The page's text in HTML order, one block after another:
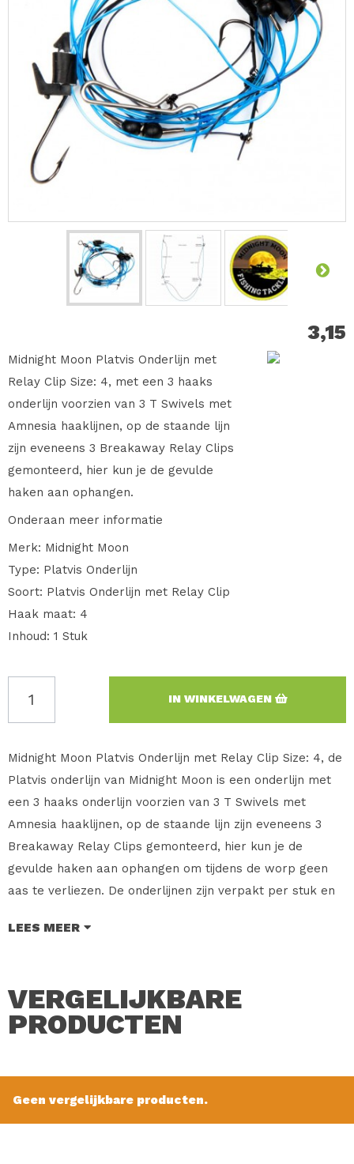
3,15
Midnight Moon Platvis Onderlijn met
Relay Clip Size: 4, met een 3 haaks
onderlijn voorzien van 3 T Swivels met
Amnesia haaklijnen, op de staande lijn
zijn eveneens 3 Breakaway Relay Clips
gemonteerd, hier kun je de gevulde
haken aan ophangen.
Onderaan meer informatie
Merk: Midnight Moon
Type: Platvis Onderlijn
Soort: Platvis Onderlijn met Relay Clip
Haak maat: 4
Inhoud: 1 Stuk
IN WINKELWAGEN
Midnight Moon Platvis Onderlijn met Relay Clip Size: 4, de
Platvis onderlijn van Midnight Moon is een onderlijn met
een 3 haaks onderlijn voorzien van 3 T Swivels met
Amnesia haaklijnen, op de staande lijn zijn eveneens 3
Breakaway Relay Clips gemonteerd, hier kun je de
gevulde haken aan ophangen om tijdens de worp geen
aas te verliezen. De onderlijnen zijn verpakt per stuk en
Soort: Platvis Onderlijn met Relay Clip
Haak maat: 4
Inhoud: 1 Stuk
LEES MEER
VERGELIJKBARE
PRODUCTEN
Geen vergelijkbare producten.